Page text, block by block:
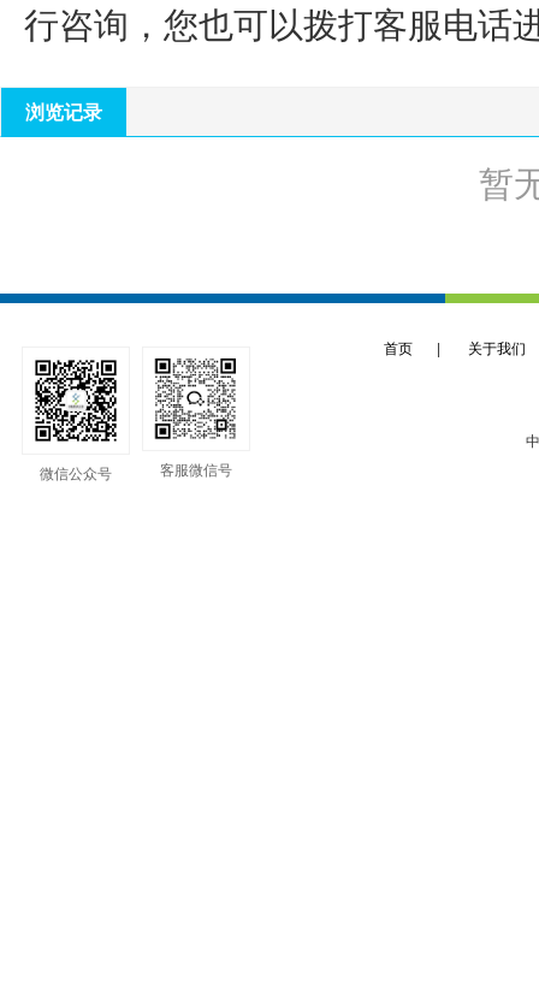
行咨询，您也可以拨打客服电话
浏览记录
暂
首页 关于我们
微信公众号
客服微信号